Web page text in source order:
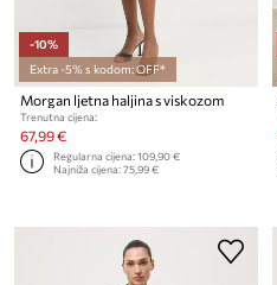
-10%
Extra -5% s kodom: OFF*
Morgan ljetna haljina s viskozom
Trenutna cijena:
67,99 €
Regularna cijena:109,90 €
Najniža cijena:75,99 €